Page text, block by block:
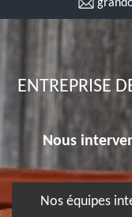
ENTREPRISE
Nous
Nos équipes